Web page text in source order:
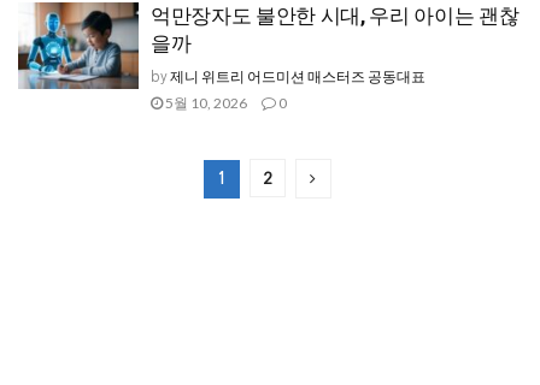
억만장자도 불안한 시대, 우리 아이는 괜찮
을까
by제니 위트리 어드미션 매스터즈 공동대표
5월 10, 2026
0
1 2